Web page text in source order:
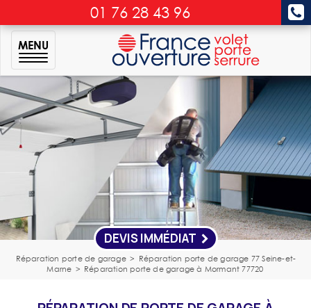
01 76 28 43 96
MENU
DEVIS IMMÉDIAT
Réparation porte de garage > Réparation porte de garage 77 Seine-et-
Marne > Réparation porte de garage à Mormant 77720